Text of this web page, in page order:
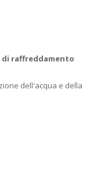
di raffreddamento
dell'acqua e della